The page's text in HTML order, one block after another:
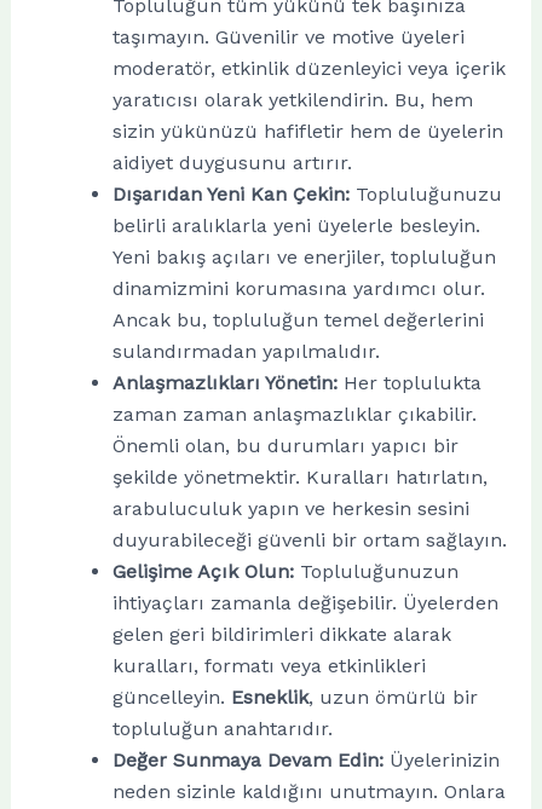
Topluluğun tüm yükünü tek başınıza
taşımayın. Güvenilir ve motive üyeleri
moderatör, etkinlik düzenleyici veya içerik
yaratıcısı olarak yetkilendirin. Bu, hem
sizin yükünüzü hafifletir hem de üyelerin
aidiyet duygusunu artırır.
Dışarıdan Yeni Kan Çekin:Topluluğunuzu
belirli aralıklarla yeni üyelerle besleyin.
Yeni bakış açıları ve enerjiler, topluluğun
dinamizmini korumasına yardımcı olur.
Ancak bu, topluluğun temel değerlerini
sulandırmadan yapılmalıdır.
Anlaşmazlıkları Yönetin:Her toplulukta
zaman zaman anlaşmazlıklar çıkabilir.
Önemli olan, bu durumları yapıcı bir
şekilde yönetmektir. Kuralları hatırlatın,
arabuluculuk yapın ve herkesin sesini
duyurabileceği güvenli bir ortam sağlayın.
Gelişime Açık Olun:Topluluğunuzun
ihtiyaçları zamanla değişebilir. Üyelerden
gelen geri bildirimleri dikkate alarak
kuralları, formatı veya etkinlikleri
güncelleyin. Esneklik, uzun ömürlü bir
topluluğun anahtarıdır.
Değer Sunmaya Devam Edin:Üyelerinizin
neden sizinle kaldığını unutmayın. Onlara